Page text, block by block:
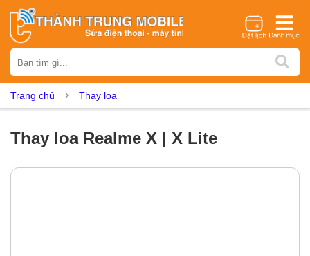
iPhone Samsung Oppo Xiaomi Realme Vivo
Vsmart
Dịch vụ sửa chữa
Trang chủ Thay loa
Thay loa Realme X | X Lite